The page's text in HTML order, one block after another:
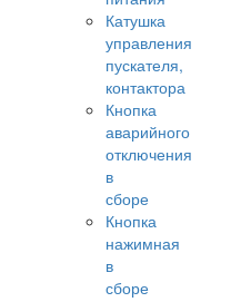
Катушка
управления
пускателя,
контактора
Кнопка
аварийного
отключения
в
сборе
Кнопка
нажимная
в
сборе